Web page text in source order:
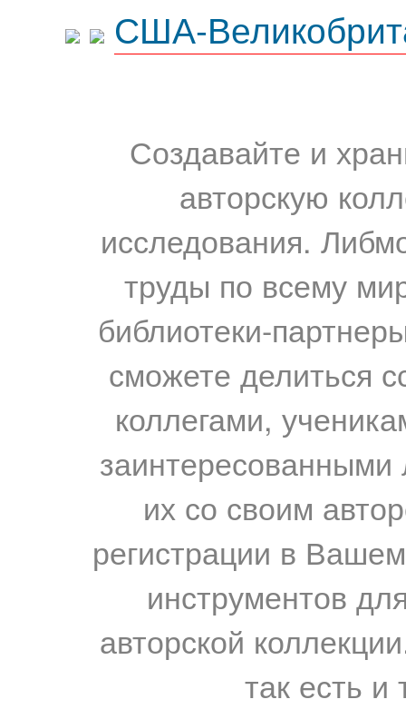
США-
Создавайте и
авторскую
исследования.
труды по всему
библиотеки-
сможете делиться
коллегами,
их со своим
регистрации в
инструментов
авторской
так есть и